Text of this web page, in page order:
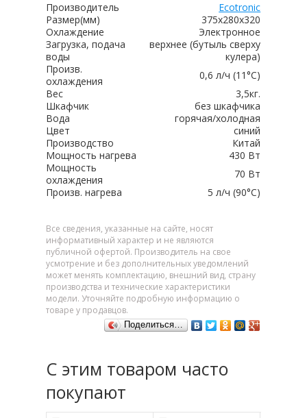
Производитель
Ecotronic
Размер(мм)
375x280x320
Охлаждение
Электронное
Загрузка, подача
воды
верхнее (бутыль сверху
кулера)
Произв.
охлаждения
0,6 л/ч (11°C)
Вес
3,5кг.
Шкафчик
без шкафчика
Вода
горячая/холодная
Цвет
синий
Производство
Китай
Мощность нагрева
430 Вт
Мощность
охлаждения
70 Вт
Произв. нагрева
5 л/ч (90°C)
Все сведения, указанные на сайте, носят
информативный характер и не являются
публичной офертой. Производитель на свое
усмотрение и без дополнительных уведомлений
может менять комплектацию, внешний вид, страну
производства и технические характеристики
модели. Уточняйте подробную информацию о
товаре у продавцов.
Поделиться…
С этим товаром часто
покупают